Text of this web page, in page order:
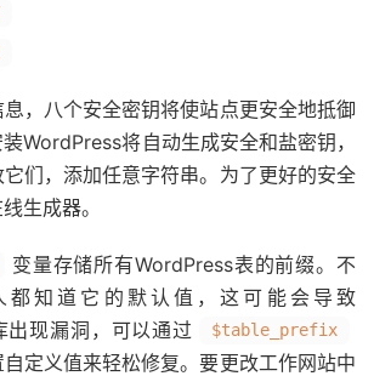
，八个安全密钥将使站点更安全地抵御
WordPress将自动生成安全和盐密钥，
们，添加任意字符串。为了更好的安全
生成器。
变量存储所有WordPress表的前缀。不
都知道它的默认值，这可能会导致
出现漏洞，可以通过
$table_prefix
定义值来轻松修复。要更改工作网站中